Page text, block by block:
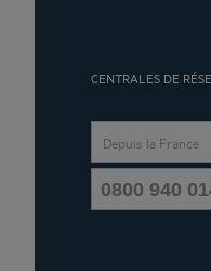
CENTRALES DE
Depuis la France
0800 940